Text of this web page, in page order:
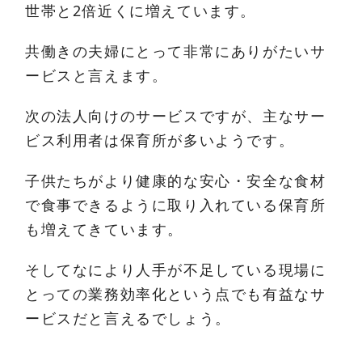
世帯と2倍近くに増えています。
共働きの夫婦にとって非常にありがたいサ
ービスと言えます。
次の法人向けのサービスですが、主なサー
ビス利用者は保育所が多いようです。
子供たちがより健康的な安心・安全な食材
で食事できるように取り入れている保育所
も増えてきています。
そしてなにより人手が不足している現場に
とっての業務効率化という点でも有益なサ
ービスだと言えるでしょう。